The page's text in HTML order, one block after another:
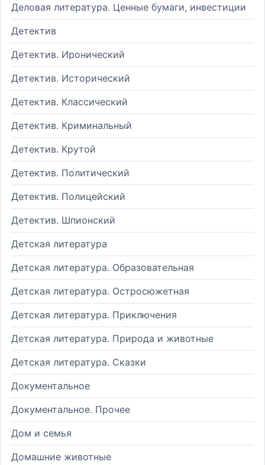
Деловая литература. Ценные бумаги, инвестиции
Детектив
Детектив. Иронический
Детектив. Исторический
Детектив. Классический
Детектив. Криминальный
Детектив. Крутой
Детектив. Политический
Детектив. Полицейский
Детектив. Шпионский
Детская литература
Детская литература. Образовательная
Детская литература. Остросюжетная
Детская литература. Приключения
Детская литература. Природа и животные
Детская литература. Сказки
Документальное
Документальное. Прочее
Дом и семья
Домашние животные